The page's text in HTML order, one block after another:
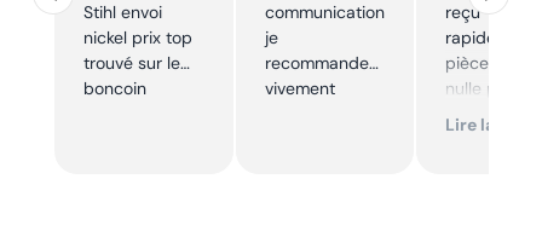
Stihl envoi
nickel prix top
trouvé sur le
boncoin
communication
je
recommande
vivement
reçu
rapidement,
pièce
nulle part
ailleurs et
Lire la suite